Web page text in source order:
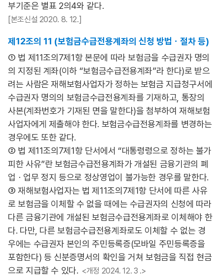
부기준은 별표 2의4와 같다.
[본조신설 2020. 8. 12.]
제12조의 11 (보험금수급전용계좌의 신청 방법ㆍ절차 등)
① 법 제11조의7제1항 본문에 따라 보험금을 수급권자 명의
의 지정된 계좌(이하 “보험금수급전용계좌”라 한다)로 받으
려는 사람은 재해보험사업자가 정하는 보험금 지급청구서에
수급권자 명의의 보험금수급전용계좌를 기재하고, 통장의
사본(계좌번호가 기재된 면을 말한다)을 첨부하여 재해보험
사업자에게 제출해야 한다. 보험금수급전용계좌를 변경하는
경우에도 또한 같다.
② 법 제11조의7제1항 단서에서 “대통령령으로 정하는 불가
피한 사유”란 보험금수급전용계좌가 개설된 금융기관의 폐
업ㆍ업무 정지 등으로 정상영업이 불가능한 경우를 말한다.
③ 재해보험사업자는 법 제11조의7제1항 단서에 따른 사유
로 보험금을 이체할 수 없을 때에는 수급권자의 신청에 따라
다른 금융기관에 개설된 보험금수급전용계좌로 이체해야 한
다. 다만, 다른 보험금수급전용계좌로도 이체할 수 없는 경
우에는 수급권자 본인의 주민등록증(모바일 주민등록증을
포함한다) 등 신분증명서의 확인을 거쳐 보험금을 직접 현금
으로 지급할 수 있다. <개정 2024. 12. 3 .>